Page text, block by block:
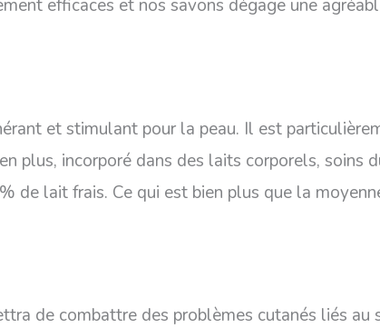
efficaces et nos savons dégage une
et stimulant pour la peau. Il est
plus, incorporé dans des laits corporels, soins
de lait frais. Ce qui est bien plus que la
de combattre des problèmes cutanés liés au